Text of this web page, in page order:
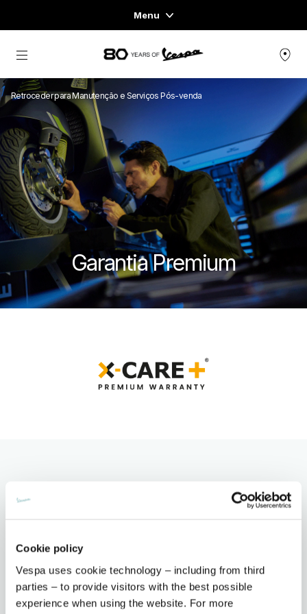
Cookie policy
Vespa uses cookie technology – including from third
parties – to provide visitors with the best possible
experience when using the website. For more
Menu
Home
VESPA ESSENTIALS
VESPA EXPERIENCES
VESPA THE EMPTY SPACE
Para o conteúdo principal
Retroceder para Manutenção e Serviços Pós-venda
Garantia Premium
O futuro é mais vibrante
futuro. Com as soluções X-Care +, tens acesso a uma
extensão de garantia que cobre avarias e assistência em
viagem. Os pack Garantia X-Care + Premium, exclusivos para
as Vespa Primavera Elettrica e Vespa Sprint Elettrica são outra